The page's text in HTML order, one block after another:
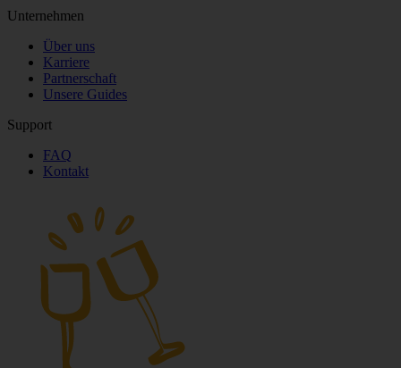
Unternehmen
Über uns
Karriere
Partnerschaft
Unsere Guides
Support
FAQ
Kontakt